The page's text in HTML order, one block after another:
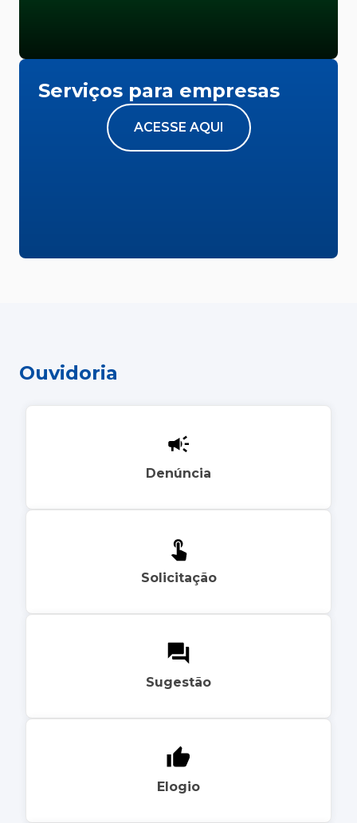
Serviços para empresas
ACESSE AQUI
Ouvidoria
Denúncia
Solicitação
Sugestão
Elogio